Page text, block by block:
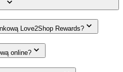
Love2Shop Rewards?
online?